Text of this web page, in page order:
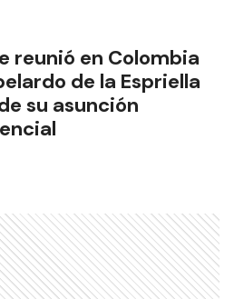
reunió en Colombia
de la Espriella
su asunción